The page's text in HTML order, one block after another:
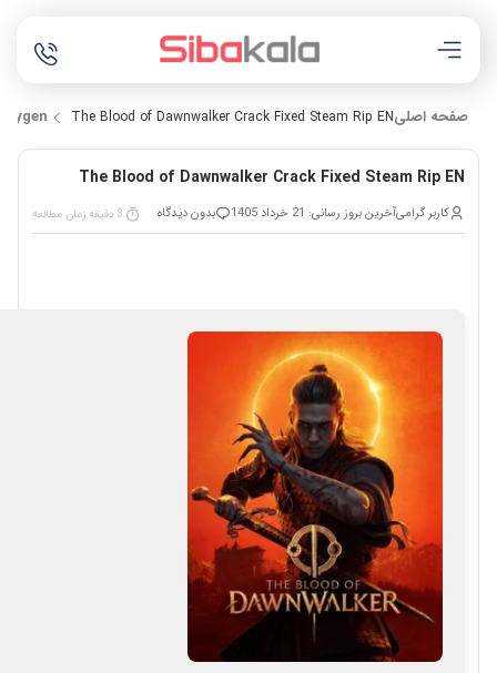
صفحه اصلیThe Blood of Dawnwalker Crack Fixed Steam Rip EN
The Blood of Dawnwalker Crack Fixed Steam Rip EN
کاربر گرامیآخرین بروز رسانی: 21 خرداد 1405 بدون دیدگاه 3 دقیقه زمان مطالعه